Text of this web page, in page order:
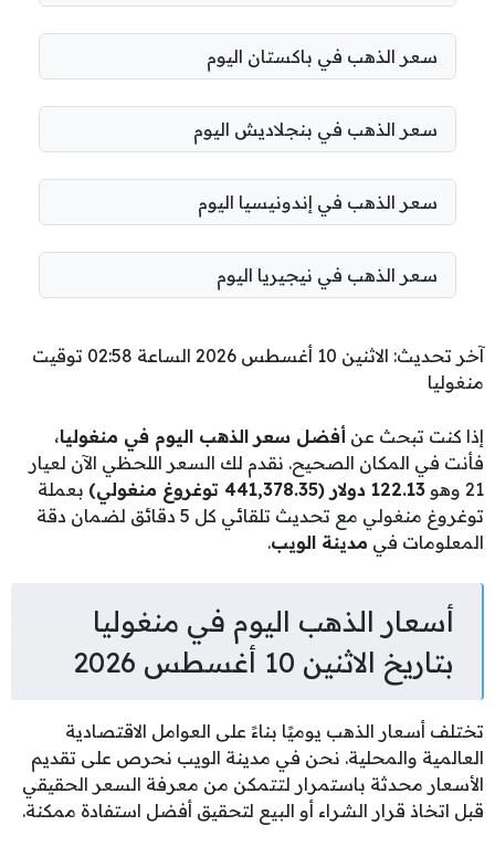
سعر الذهب في باكستان اليوم
سعر الذهب في بنجلاديش اليوم
سعر الذهب في إندونيسيا اليوم
سعر الذهب في نيجيريا اليوم
آخر تحديث: الاثنين 10 أغسطس 2026 الساعة 02:58 توقيت
منغوليا
إذا كنت تبحث عن أفضل سعر الذهب اليوم في منغوليا،
فأنت في المكان الصحيح. نقدم لك السعر اللحظي الآن لعيار
21 وهو
122.13 دولار (441,378.35 توغروغ منغولي)
بعملة
توغروغ منغولي مع تحديث تلقائي كل 5 دقائق لضمان دقة
المعلومات في مدينة الويب.
أسعار الذهب اليوم في منغوليا
بتاريخ الاثنين 10 أغسطس 2026
تختلف أسعار الذهب يوميًا بناءً على العوامل الاقتصادية
العالمية والمحلية. نحن في مدينة الويب نحرص على تقديم
الأسعار محدثة باستمرار لتتمكن من معرفة السعر الحقيقي
قبل اتخاذ قرار الشراء أو البيع لتحقيق أفضل استفادة ممكنة.